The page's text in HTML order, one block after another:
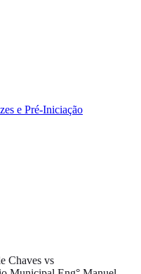
e Pré-Iniciação
Chaves vs